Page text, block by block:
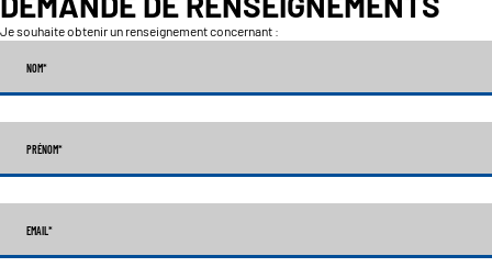
Je souhaite obtenir un renseignement concernant :
NOM*
PRÉNOM*
EMAIL*